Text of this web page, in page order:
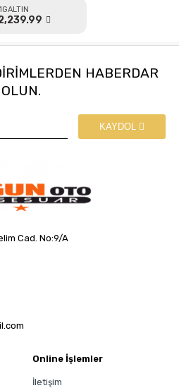
HABERDAR
OLUN.
KAYDOL
Cad. No:9/A
Online İşlemler
İletişim